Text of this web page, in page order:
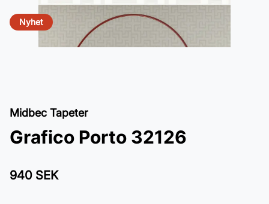
Nyhet
Midbec Tapeter
Grafico Porto 32126
940 SEK